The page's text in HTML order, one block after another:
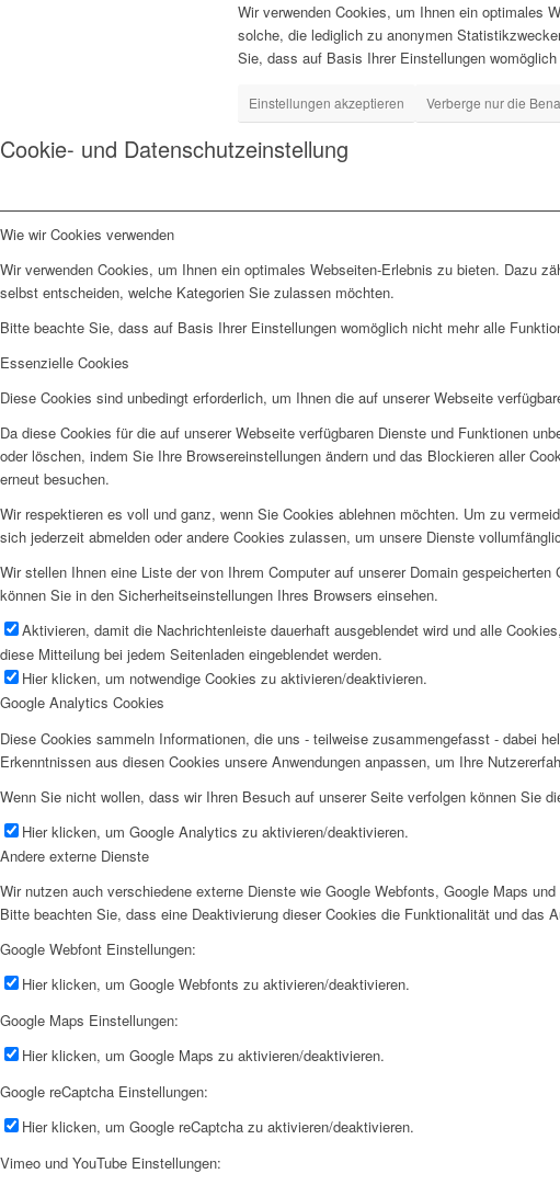
Wir verwenden Cookies, um Ihnen ein optimales
solche, die lediglich zu anonymen
Sie, dass auf Basis Ihrer Einstellungen
Einstellungen akzeptieren Verberge nur die
Cookie- und Datenschutzeinstellung
Wie wir Cookies verwenden
Wir verwenden Cookies, um Ihnen ein optimales Webseiten-Erlebnis zu bieten. Dazu
selbst entscheiden, welche Kategorien Sie zulassen möchten.
Bitte beachte Sie, dass auf Basis Ihrer Einstellungen womöglich nicht mehr alle
Essenzielle Cookies
Diese Cookies sind unbedingt erforderlich, um Ihnen die auf unserer Webseite
Da diese Cookies für die auf unserer Webseite verfügbaren Dienste und Funktionen
oder löschen, indem Sie Ihre Browsereinstellungen ändern und das Blockieren aller
erneut besuchen.
Wir respektieren es voll und ganz, wenn Sie Cookies ablehnen möchten. Um zu
sich jederzeit abmelden oder andere Cookies zulassen, um unsere Dienste
Wir stellen Ihnen eine Liste der von Ihrem Computer auf unserer Domain
können Sie in den Sicherheitseinstellungen Ihres Browsers einsehen.
Aktivieren, damit die Nachrichtenleiste dauerhaft ausgeblendet wird und alle
diese Mitteilung bei jedem Seitenladen eingeblendet werden.
Hier klicken, um notwendige Cookies zu aktivieren/deaktivieren.
Google Analytics Cookies
Diese Cookies sammeln Informationen, die uns - teilweise zusammengefasst - dabei
Erkenntnissen aus diesen Cookies unsere Anwendungen anpassen, um Ihre
Wenn Sie nicht wollen, dass wir Ihren Besuch auf unserer Seite verfolgen können Sie
Hier klicken, um Google Analytics zu aktivieren/deaktivieren.
Andere externe Dienste
Wir nutzen auch verschiedene externe Dienste wie Google Webfonts, Google Maps
Bitte beachten Sie, dass eine Deaktivierung dieser Cookies die Funktionalität und das
Google Webfont Einstellungen:
Hier klicken, um Google Webfonts zu aktivieren/deaktivieren.
Google Maps Einstellungen:
Hier klicken, um Google Maps zu aktivieren/deaktivieren.
Google reCaptcha Einstellungen:
Hier klicken, um Google reCaptcha zu aktivieren/deaktivieren.
Vimeo und YouTube Einstellungen: